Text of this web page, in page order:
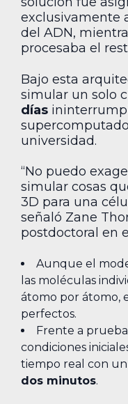
exclusivamente
del ADN,
procesaba el
Bajo esta
simular un solo
días
universidad.
“No puedo
simular cosas
3D para una
señaló Zane
postdoctoral en
Aunque el
las moléculas
átomo por átomo,
perfectos.
Frente a
condiciones
tiempo real con
dos minutos.